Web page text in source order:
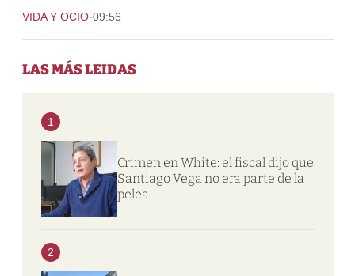
VIDA Y OCIO-09:56
LAS MÁS LEIDAS
1
Crimen en White: el fiscal dijo que
Santiago Vega no era parte de la
pelea
2